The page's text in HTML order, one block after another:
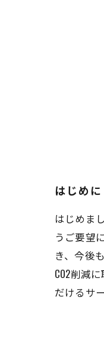
はじめに
はじめま
うご要望
き、今後
CO2削減
だけるサ